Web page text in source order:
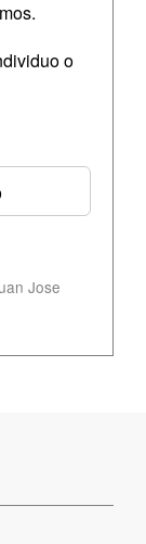
o
Jose